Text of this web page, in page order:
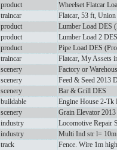
product
Wheelset Flatcar
traincar
Flatcar, 53 ft,
product
Lumber Load DES
product
Lumber Load 2
product
Pipe Load DES
traincar
Flatcar, My Assets
scenery
Factory or
scenery
Feed & Seed 2013
scenery
Bar & Grill DES
buildable
Engine House 2-Tk
scenery
Grain Elevator
industry
Locomotive Repair
industry
Multi Ind str l=
track
Fence. Wire 1m high